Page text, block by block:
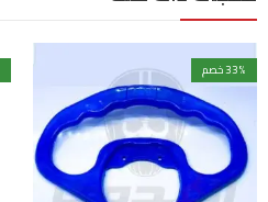
33% خصم